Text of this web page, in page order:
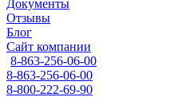
Документы
Отзывы
Блог
Сайт компании
8-863-256-06-00
8-863-256-06-00
8-800-222-69-90